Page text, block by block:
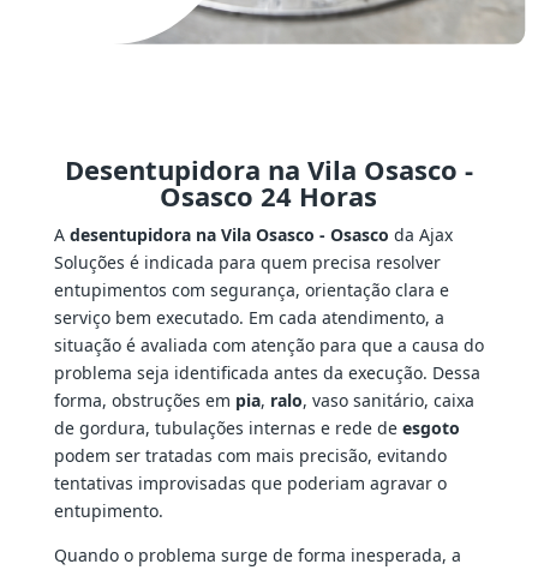
Desentupidora na Vila Osasco -
Osasco 24 Horas
A desentupidora na Vila Osasco - Osasco da Ajax
Soluções é indicada para quem precisa resolver
entupimentos com segurança, orientação clara e
serviço bem executado. Em cada atendimento, a
situação é avaliada com atenção para que a causa do
problema seja identificada antes da execução. Dessa
forma, obstruções em pia, ralo, vaso sanitário, caixa
de gordura, tubulações internas e rede de esgoto
podem ser tratadas com mais precisão, evitando
tentativas improvisadas que poderiam agravar o
entupimento.
Quando o problema surge de forma inesperada, a